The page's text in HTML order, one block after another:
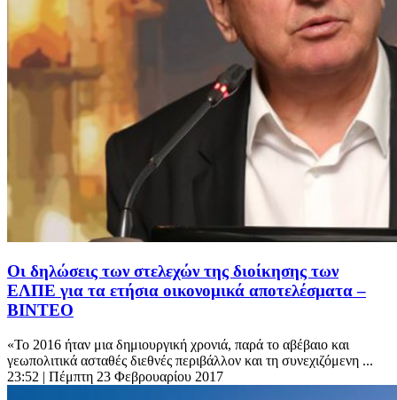
Οι δηλώσεις των στελεχών της διοίκησης των
ΕΛΠΕ για τα ετήσια οικονομικά αποτελέσματα –
ΒΙΝΤΕΟ
«Το 2016 ήταν μια δημιουργική χρονιά, παρά το αβέβαιο και
γεωπολιτικά ασταθές διεθνές περιβάλλον και τη συνεχιζόμενη ...
23:52 | Πέμπτη 23 Φεβρουαρίου 2017